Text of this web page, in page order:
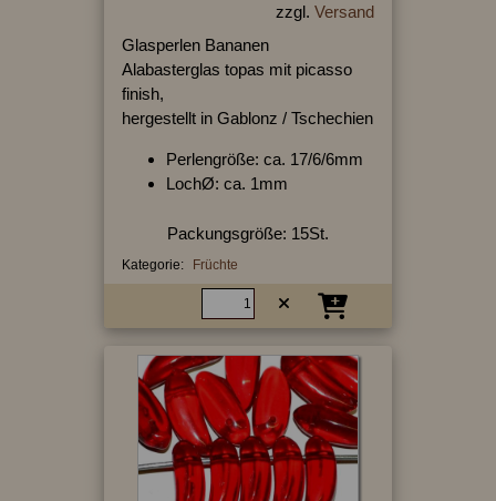
zzgl. Versand
Glasperlen Bananen
Alabasterglas topas mit picasso
finish,
hergestellt in Gablonz / Tschechien
Perlengröße: ca. 17/6/6mm
LochØ: ca. 1mm
Packungsgröße: 15St.
Kategorie: Früchte